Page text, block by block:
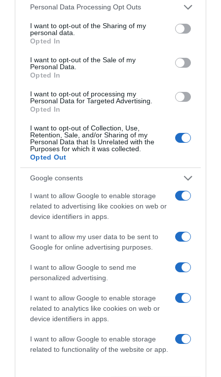
Please note that this website/app uses one or more Google
not limited to your visit or usage behaviour. You may click to
grant or deny consent to Google and its third-party tags to
use your data for below specified purposes in below Google
consent section.
Personal Data Processing Opt Outs
I want to opt-out of the Sharing of my
personal data.
Opted In
I want to opt-out of the Sale of my
Personal Data.
Opted In
I want to opt-out of processing my
Personal Data for Targeted Advertising.
Opted In
I want to opt-out of Collection, Use,
Retention, Sale, and/or Sharing of my
Personal Data that Is Unrelated with the
Purposes for which it was collected.
Opted Out
Google consents
I want to allow Google to enable storage
related to advertising like cookies on web or
device identifiers in apps.
I want to allow my user data to be sent to
Google for online advertising purposes.
I want to allow Google to send me
personalized advertising.
I want to allow Google to enable storage
related to analytics like cookies on web or
device identifiers in apps.
I want to allow Google to enable storage
related to functionality of the website or app.
Egyesek pedig már fogadásokat is tettek arra, hogy
Vilmosnak és Katalinnak 2020-ban babájuk születik.
Forrás: Blikk
Pinterest
Címkék: babavárás ,Katalin hercegné
Korábbi bejegyzések Következő bejegyzés